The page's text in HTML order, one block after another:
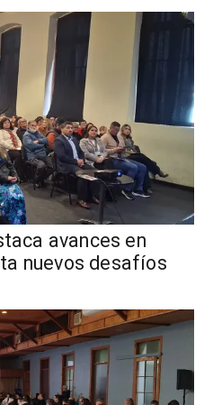
avances en
nuevos desafíos